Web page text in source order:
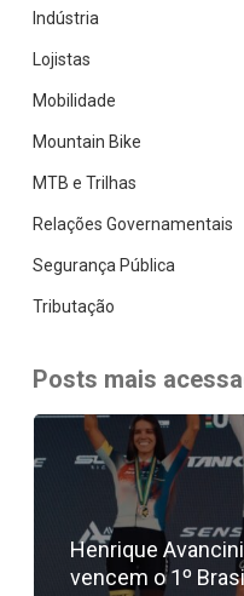
Indústria
Lojistas
Mobilidade
Mountain Bike
MTB e Trilhas
Relações Governamentais
Segurança Pública
Tributação
Posts mais
Henrique
vencem o 1º